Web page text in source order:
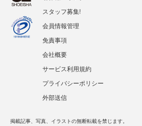
著作権・リンク
スタッフ募集!
会員情報管理
免責事項
会社概要
サービス利用規約
プライバシーポリシー
外部送信